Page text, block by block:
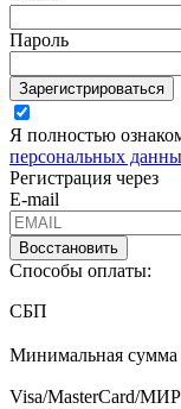
Пароль
Зарегистрироваться
Я полностью
персональных
Регистрация через
E-mail
Восстановить
Способы оплаты:
СБП
Минимальная сумма
Visa/MasterCard/МИР